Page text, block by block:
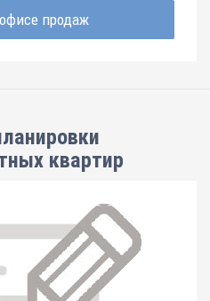
продаж
квартир